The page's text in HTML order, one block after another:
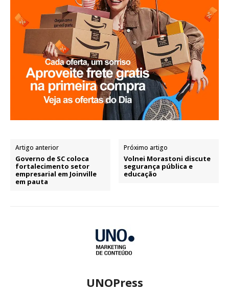
Artigo anterior
Governo de SC coloca
fortalecimento setor
empresarial em Joinville
em pauta
Próximo artigo
Volnei Morastoni discute
segurança pública e
educação
UNOPress